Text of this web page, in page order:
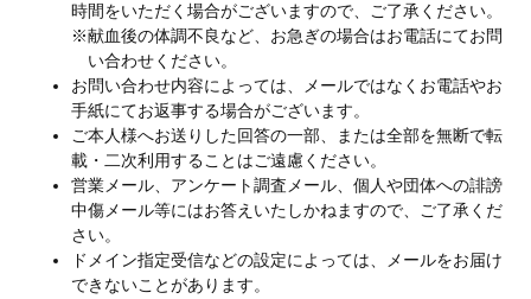
時間をいただく場合がございますので、ご了承ください。
※献血後の体調不良など、お急ぎの場合はお電話にてお問
い合わせください。
お問い合わせ内容によっては、メールではなくお電話やお
手紙にてお返事する場合がございます。
ご本人様へお送りした回答の一部、または全部を無断で転
載・二次利用することはご遠慮ください。
営業メール、アンケート調査メール、個人や団体への誹謗
中傷メール等にはお答えいたしかねますので、ご了承くだ
さい。
ドメイン指定受信などの設定によっては、メールをお届け
できないことがあります。